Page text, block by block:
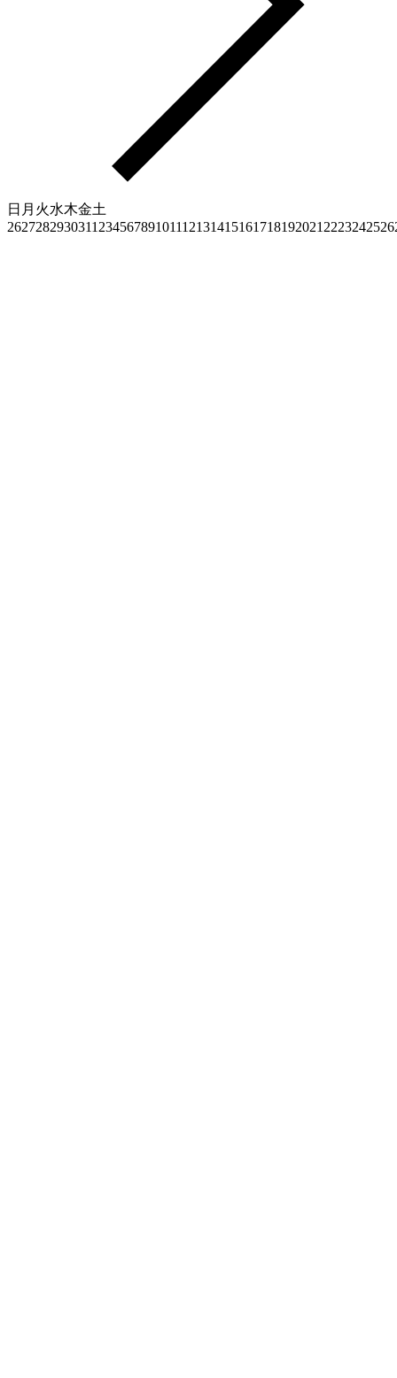
日 月 火水木金土
2627282930311 23456789101112131415161718192021 2223242526